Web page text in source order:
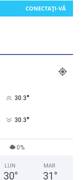
CONECTAȚI-VĂ
30.3°
30.3°
0%
LUN
30°
MAR
31 °